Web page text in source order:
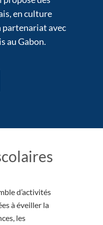
en culture
partenariat avec
au Gabon.
d’activités
à éveiller la
les